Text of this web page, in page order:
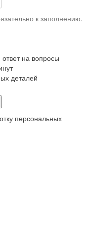
к заполнению.
на вопросы
деталей
персональных